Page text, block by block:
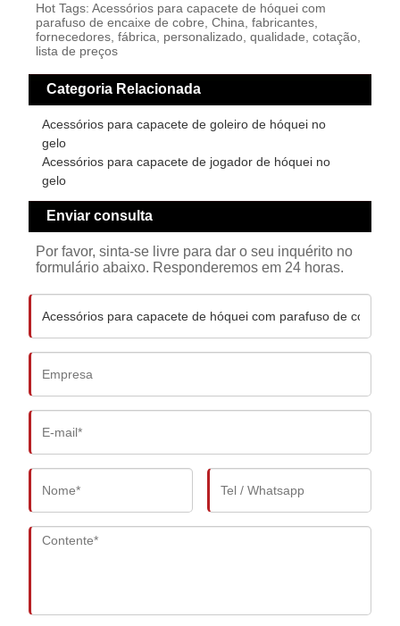
Hot Tags: Acessórios para capacete de hóquei com
parafuso de encaixe de cobre, China, fabricantes,
fornecedores, fábrica, personalizado, qualidade, cotação,
lista de preços
Categoria Relacionada
Acessórios para capacete de goleiro de hóquei no
gelo
Acessórios para capacete de jogador de hóquei no
gelo
Enviar consulta
Por favor, sinta-se livre para dar o seu inquérito no
formulário abaixo. Responderemos em 24 horas.